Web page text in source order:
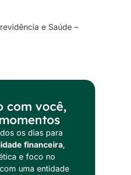
e Saúde –
com você,
os dias para
financeira,
e foco no
uma entidade